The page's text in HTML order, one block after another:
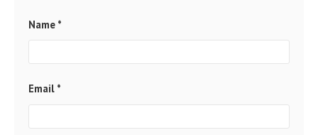
Name *
Email *